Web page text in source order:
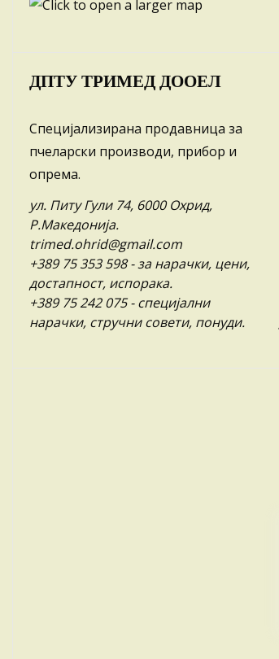
ДПТУ ТРИМЕД ДООЕЛ
Специјализирана продавница за
пчеларски производи, прибор и
опрема.
ул. Питу Гули 74, 6000 Охрид,
Р.Македонија.
trimed.ohrid@gmail.com
+389 75 353 598- за нарачки, цени,
достапност, испорака.
+389 75 242 075- специјални
нарачки, стручни совети, понуди.